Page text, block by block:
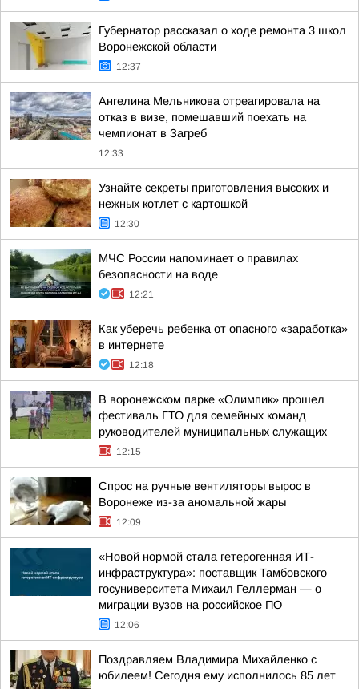
Губернатор рассказал о ходе ремонта 3 школ
Воронежской области
12:37
Ангелина Мельникова отреагировала на
отказ в визе, помешавший поехать на
чемпионат в Загреб
12:33
Узнайте секреты приготовления высоких и
нежных котлет с картошкой
12:30
МЧС России напоминает о правилах
безопасности на воде
12:21
Как уберечь ребенка от опасного «заработка»
в интернете
12:18
В воронежском парке «Олимпик» прошел
фестиваль ГТО для семейных команд
руководителей муниципальных служащих
12:15
Спрос на ручные вентиляторы вырос в
Воронеже из-за аномальной жары
12:09
«Новой нормой стала гетерогенная ИТ-
инфраструктура»: поставщик Тамбовского
госуниверситета Михаил Геллерман — о
миграции вузов на российское ПО
12:06
Поздравляем Владимира Михайленко с
юбилеем! Сегодня ему исполнилось 85 лет